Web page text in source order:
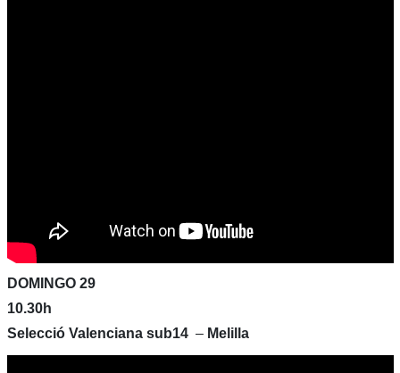
DOMINGO 29
10.30h
Selecció Valenciana sub14 – Melilla